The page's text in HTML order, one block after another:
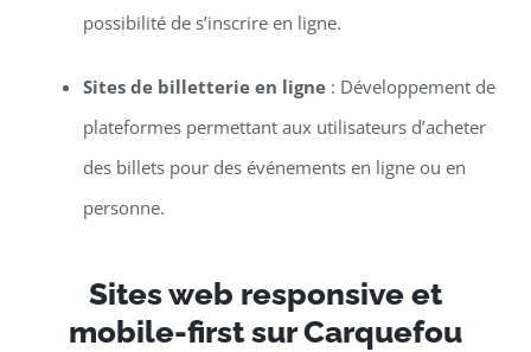
possibilité de s’inscrire en ligne.
Sites de billetterie en ligne: Développement de
plateformes permettant aux utilisateurs d’acheter
des billets pour des événements en ligne ou en
personne.
Sites web responsive et
mobile-first sur Carquefou